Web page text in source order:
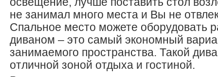
не занимал много места и Вы не
Спальное место можете оборудовать
диваном – это самый экономный
занимаемого пространства. Такой
отличной зоной отдыха и гостиной.